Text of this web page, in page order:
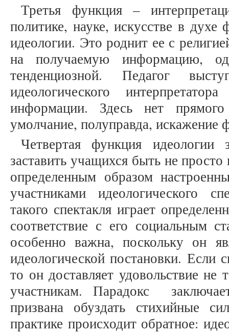
Третья функция –
политике, науке, искусстве в
идеологии. Это роднит ее с
на получаемую информацию,
тенденциозной. Педагог
идеологического
информации. Здесь нет
умолчание, полуправда, искажение
Четвертая функция
заставить учащихся быть не
определенным образом
участниками идеологического
такого спектакля играет
соответствие с его социальным
особенно важна, поскольку он
идеологической постановки. Если
то он доставляет удовольствие
участникам. Парадокс
призвана обуздать стихийные
практике происходит обратное: